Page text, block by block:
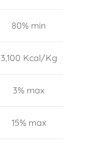
80% min
3,100 Kcal/Kg
3% max
15% max